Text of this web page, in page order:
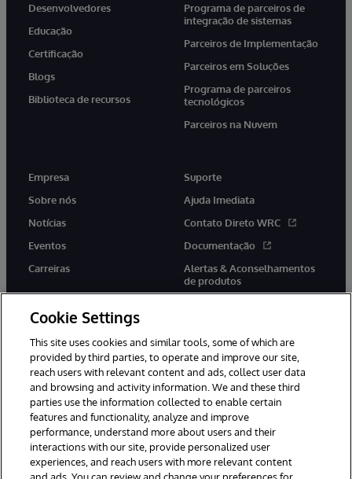
Desenvolvedores
Educação
Certificação
Blogs
Biblioteca de recursos
Programa de parceiros de
integração de sistemas
Parceiros de Implementação
Parceiros em Soluções
Programa de parceiros
tecnológicos
Parceiros na Nuvem
Empresa
Sobre nós
Notícias
Eventos
Carreiras
Suporte
Ajuda Imediata
Contato Direto WRC
Documentação
Alertas & Aconselhamentos
de produtos
twitter youtubefacebooklinkedin
© 1996-2022 InterSystems Corporation, Boston, MA. Todos os
direitos reservados.
Avisos/Termos & Condições
Declaração de Privacidade
Cookie Settings
This site uses cookies and similar tools, some of which are
provided by third parties, to operate and improve our site,
reach users with relevant content and ads, collect user data
and browsing and activity information. We and these third
parties use the information collected to enable certain
features and functionality, analyze and improve
performance, understand more about users and their
interactions with our site, provide personalized user
experiences, and reach users with more relevant content